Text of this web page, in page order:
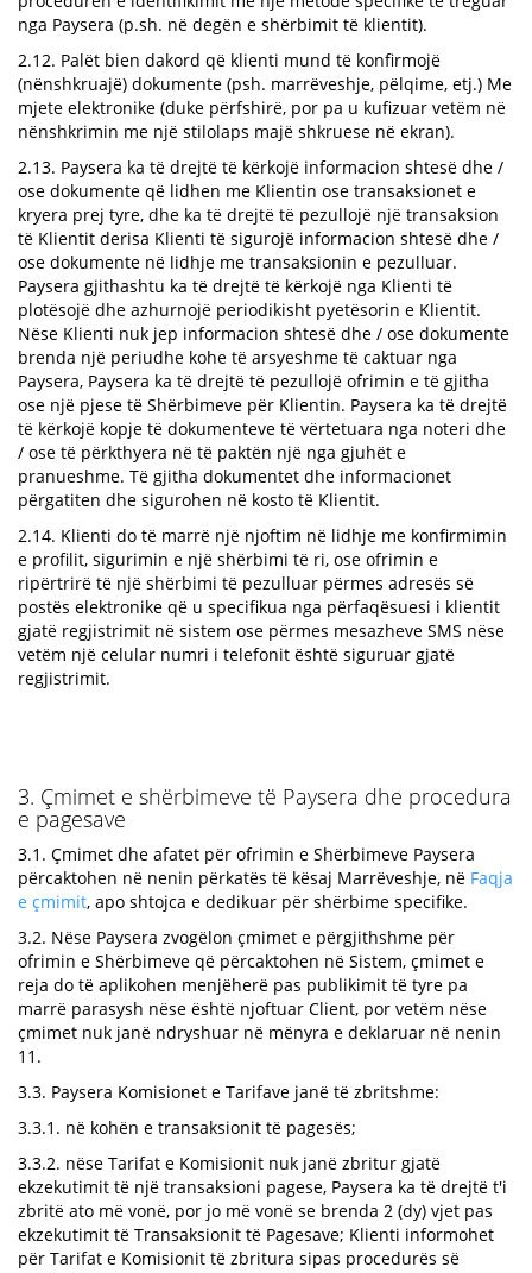
nga Paysera (p.sh. në degën e shërbimit të klientit).
2.12. Palët bien dakord që klienti mund të konfirmojë
(nënshkruajë) dokumente (psh. marrëveshje, pëlqime, etj.) Me
mjete elektronike (duke përfshirë, por pa u kufizuar vetëm në
nënshkrimin me një stilolaps majë shkruese në ekran).
2.13. Paysera ka të drejtë të kërkojë informacion shtesë dhe /
ose dokumente që lidhen me Klientin ose transaksionet e
kryera prej tyre, dhe ka të drejtë të pezullojë një transaksion
të Klientit derisa Klienti të sigurojë informacion shtesë dhe /
ose dokumente në lidhje me transaksionin e pezulluar.
Paysera gjithashtu ka të drejtë të kërkojë nga Klienti të
plotësojë dhe azhurnojë periodikisht pyetësorin e Klientit.
Nëse Klienti nuk jep informacion shtesë dhe / ose dokumente
brenda një periudhe kohe të arsyeshme të caktuar nga
Paysera, Paysera ka të drejtë të pezullojë ofrimin e të gjitha
ose një pjese të Shërbimeve për Klientin. Paysera ka të drejtë
të kërkojë kopje të dokumenteve të vërtetuara nga noteri dhe
/ ose të përkthyera në të paktën një nga gjuhët e
pranueshme. Të gjitha dokumentet dhe informacionet
përgatiten dhe sigurohen në kosto të Klientit.
2.14. Klienti do të marrë një njoftim në lidhje me konfirmimin
e profilit, sigurimin e një shërbimi të ri, ose ofrimin e
ripërtrirë të një shërbimi të pezulluar përmes adresës së
postës elektronike që u specifikua nga përfaqësuesi i klientit
gjatë regjistrimit në sistem ose përmes mesazheve SMS nëse
vetëm një celular numri i telefonit është siguruar gjatë
regjistrimit.
3. Çmimet e shërbimeve të Paysera dhe procedura
e pagesave
3.1. Çmimet dhe afatet për ofrimin e Shërbimeve Paysera
përcaktohen në nenin përkatës të kësaj Marrëveshje, në Faqja
e çmimit, apo shtojca e dedikuar për shërbime specifike.
3.2. Nëse Paysera zvogëlon çmimet e përgjithshme për
ofrimin e Shërbimeve që përcaktohen në Sistem, çmimet e
reja do të aplikohen menjëherë pas publikimit të tyre pa
marrë parasysh nëse është njoftuar Сlient, por vetëm nëse
çmimet nuk janë ndryshuar në mënyra e deklaruar në nenin
11.
3.3. Paysera Komisionet e Tarifave janë të zbritshme:
3.3.1. në kohën e transaksionit të pagesës;
3.3.2. nëse Tarifat e Komisionit nuk janë zbritur gjatë
ekzekutimit të një transaksioni pagese, Paysera ka të drejtë t'i
zbritë ato më vonë, por jo më vonë se brenda 2 (dy) vjet pas
ekzekutimit të Transaksionit të Pagesave; Klienti informohet
për Tarifat e Komisionit të zbritura sipas procedurës së